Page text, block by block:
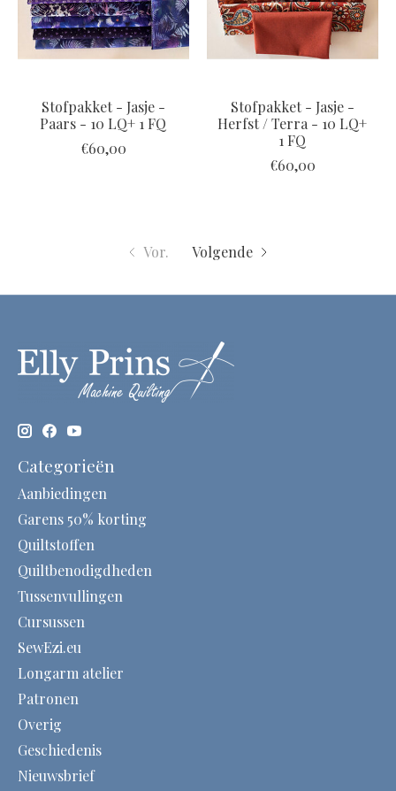
Stofpakket - Jasje -
Paars - 10 LQ+ 1 FQ
€60,00
Stofpakket - Jasje -
Herfst / Terra - 10 LQ+
1 FQ
€60,00
Vor. Volgende
Categorieën
Aanbiedingen
Garens 50% korting
Quiltstoffen
Quiltbenodigdheden
Tussenvullingen
Cursussen
SewEzi.eu
Longarm atelier
Patronen
Overig
Geschiedenis
Nieuwsbrief